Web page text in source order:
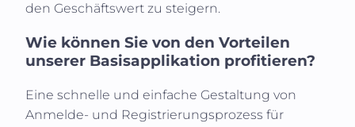
den Geschäftswert zu steigern.
Wie können Sie von den Vorteilen
unserer Basisapplikation profitieren?
Eine schnelle und einfache Gestaltung von
Anmelde- und Registrierungsprozess für